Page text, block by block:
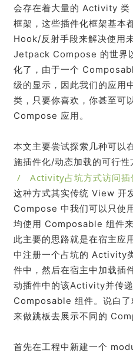
会存在着大量的 Activity 类
框架，这些插件化框架基本
Hook/反射手段来解决使用
Jetpack Compose 的世界
化了，由于一个
级的显示，因此我们的应
类，只要你喜欢，你甚至
Compose 应用。
本文主要尝试探索几种可
施插件化/动态加载的可行性
/ Activity占坑方式访问
这种方式其实传统 View 开
Compose 中我们可以只使
均使用 Composable 组件
此主要的思路就是在宿主
中注册一个占坑的 Activity
件中，然后在宿主中加载
动插件中的该Activity并传
Composable 组件。说白
来做跳板去展示不同的
首先在工程中新建一个